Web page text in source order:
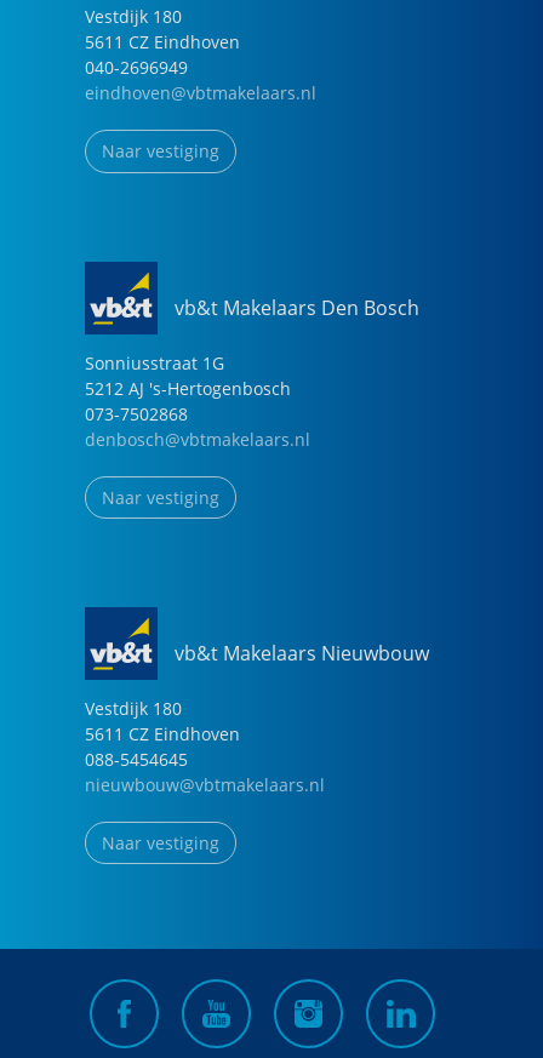
Vestdijk 180
5611 CZ Eindhoven
040-2696949
eindhoven@vbtmakelaars.nl
Naar vestiging
vb&t Makelaars Den Bosch
Sonniusstraat 1G
5212 AJ 's-Hertogenbosch
073-7502868
denbosch@vbtmakelaars.nl
Naar vestiging
vb&t Makelaars Nieuwbouw
Vestdijk 180
5611 CZ Eindhoven
088-5454645
nieuwbouw@vbtmakelaars.nl
Naar vestiging